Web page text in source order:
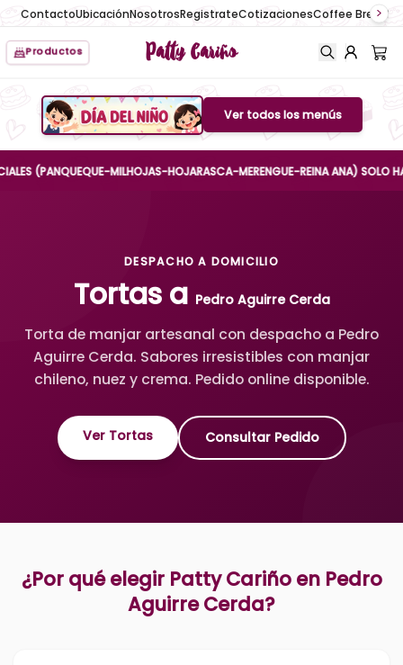
ContactoUbicaciónNosotrosRegistrateCotizacionesCoffee Break
Productos Patty Cariño
Boton de menu
Ver todos los menús
(PANQUEQUE-MILHOJAS-HOJARASCA-MERENGUE-REINA ANA) SOLO HASTA
DESPACHO A DOMICILIO
Tortas a Pedro Aguirre Cerda
Torta de manjar artesanal con despacho a Pedro
Aguirre Cerda. Sabores irresistibles con manjar
chileno, nuez y crema. Pedido online disponible.
Ver Tortas Consultar Pedido
¿Por qué elegir Patty Cariño en Pedro
Aguirre Cerda?